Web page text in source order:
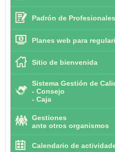
Padrón de
Planes web para
Sitio de bienvenida
Sistema Gestión de
- Consejo
- Caja
Gestiones
ante otros organismos
Calendario de